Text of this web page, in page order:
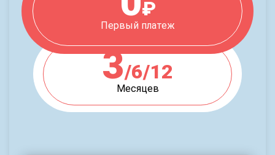
₽
Первый платеж
3/6/12
Месяцев